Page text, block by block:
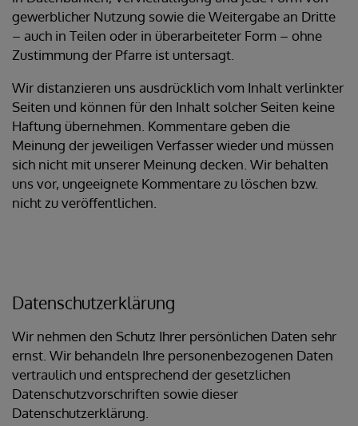
gewerblicher Nutzung sowie die Weitergabe an Dritte
– auch in Teilen oder in überarbeiteter Form – ohne
Zustimmung der Pfarre ist untersagt.
Wir distanzieren uns ausdrücklich vom Inhalt verlinkter
Seiten und können für den Inhalt solcher Seiten keine
Haftung übernehmen. Kommentare geben die
Meinung der jeweiligen Verfasser wieder und müssen
sich nicht mit unserer Meinung decken. Wir behalten
uns vor, ungeeignete Kommentare zu löschen bzw.
nicht zu veröffentlichen.
Datenschutzerklärung
Wir nehmen den Schutz Ihrer persönlichen Daten sehr
ernst. Wir behandeln Ihre personenbezogenen Daten
vertraulich und entsprechend der gesetzlichen
Datenschutzvorschriften sowie dieser
Datenschutzerklärung.